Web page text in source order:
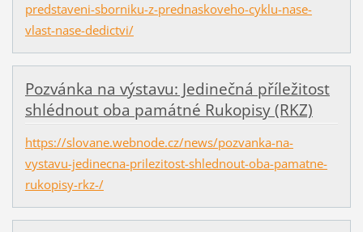
predstaveni-sborniku-z-prednaskoveho-cyklu-nase-
vlast-nase-dedictvi/
Pozvánka na výstavu: Jedinečná příležitost
shlédnout oba památné Rukopisy (RKZ)
https://slovane.webnode.cz/news/pozvanka-na-
vystavu-jedinecna-prilezitost-shlednout-oba-pamatne-
rukopisy-rkz-/